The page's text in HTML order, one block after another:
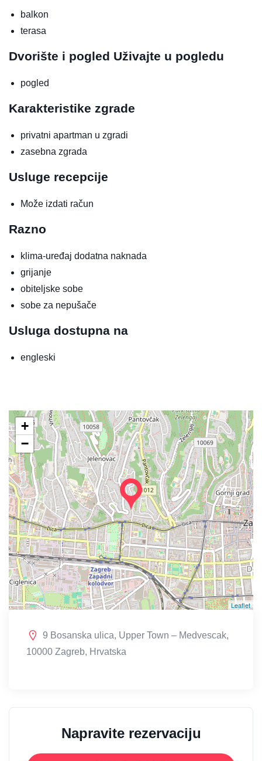
balkon
terasa
Dvorište i pogled Uživajte u pogledu
pogled
Karakteristike zgrade
privatni apartman u zgradi
zasebna zgrada
Usluge recepcije
Može izdati račun
Razno
klima-uređaj dodatna naknada
grijanje
obiteljske sobe
sobe za nepušače
Usluga dostupna na
engleski
+
−
Leaflet
9 Bosanska ulica, Upper Town – Medvescak,
10000 Zagreb, Hrvatska
Napravite rezervaciju